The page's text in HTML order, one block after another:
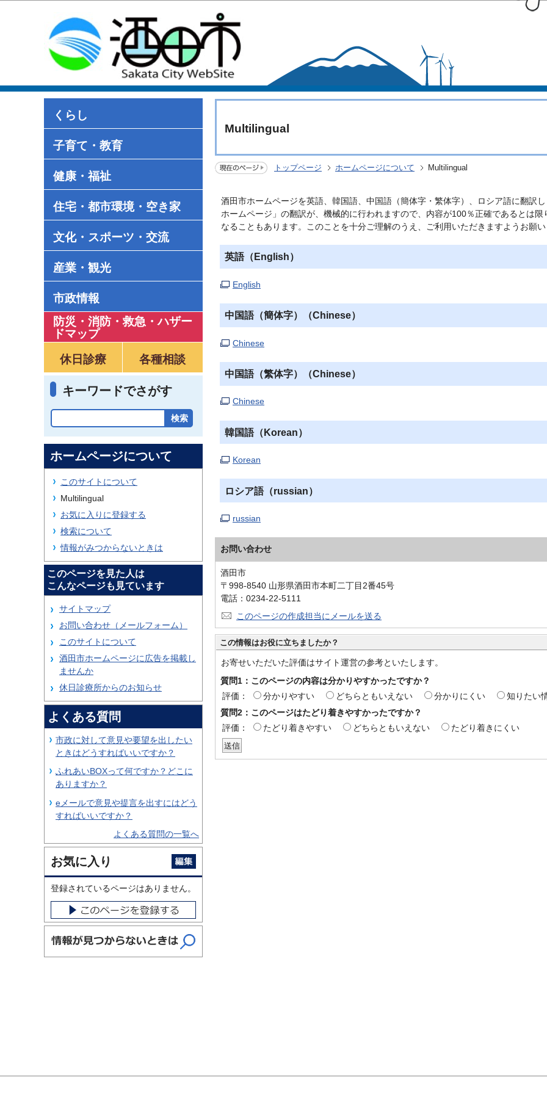
くらし
子育て・教育
健康・福祉
住宅・都市環境・空き家
文化・スポーツ・交流
産業・観光
市政情報
防災・消防・救急 ・ハザー
ドマップ
休日診療
各種相談
キーワードでさがす
Multilingual
トップページ ホームページについて Multilingual
酒田市ホームページを英語、韓国語、中国語（簡体字・繁体字）、ロシア語に翻訳
ホームページ」の翻訳が、機械的に行われますので、内容が100％正確であるとは
なることもあります。このことを十分ご理解のうえ、ご利用いただきますようお願い
英語（English）
English
中国語（簡体字）（Chinese）
Chinese
中国語（繁体字）（Chinese）
Chinese
韓国語（Korean）
Korean
ロシア語（russian）
russian
お問い合わせ
酒田市
〒998-8540 山形県酒田市本町二丁目2番45号
電話：0234-22-5111
このページの作成担当にメールを送る
この情報はお役に立ちましたか？
お寄せいただいた評価はサイト運営の参考といたします。
質問1：このページの内容は分かりやすかったですか？
評価：
分かりやすい どちらともいえない 分かりにくい
知りたい
質問2：このページはたどり着きやすかったですか？
評価：
たどり着きやすい どちらともいえない たどり着きにくい
ホームページについて
このサイトについて
Multilingual
お気に入りに登録する
検索について
情報がみつからないときは
このページを見た人は
こんなページも見ています
サイトマップ
お問い合わせ（メールフォーム）
このサイトについて
酒田市ホームページに広告を掲載し
ませんか
休日診療所からのお知らせ
よくある質問
市政に対して意見や要望を出したい
ときはどうすればいいですか？
ふれあいBOXって何ですか？どこに
ありますか？
eメールで意見や提言を出すにはどう
すればいいですか？
よくある質問の一覧へ
お気に入り
登録されているページはありません。